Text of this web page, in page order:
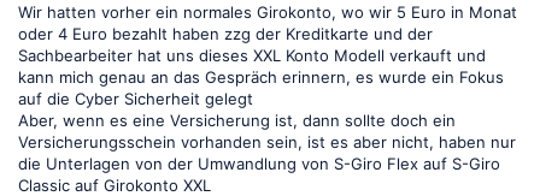
Wir hatten vorher ein normales Girokonto, wo wir 5 Euro in Monat
oder 4 Euro bezahlt haben zzg der Kreditkarte und der
Sachbearbeiter hat uns dieses XXL Konto Modell verkauft und
kann mich genau an das Gespräch erinnern, es wurde ein Fokus
auf die Cyber Sicherheit gelegt
Aber, wenn es eine Versicherung ist, dann sollte doch ein
Versicherungsschein vorhanden sein, ist es aber nicht, haben nur
die Unterlagen von der Umwandlung von S-Giro Flex auf S-Giro
Classic auf Girokonto XXL